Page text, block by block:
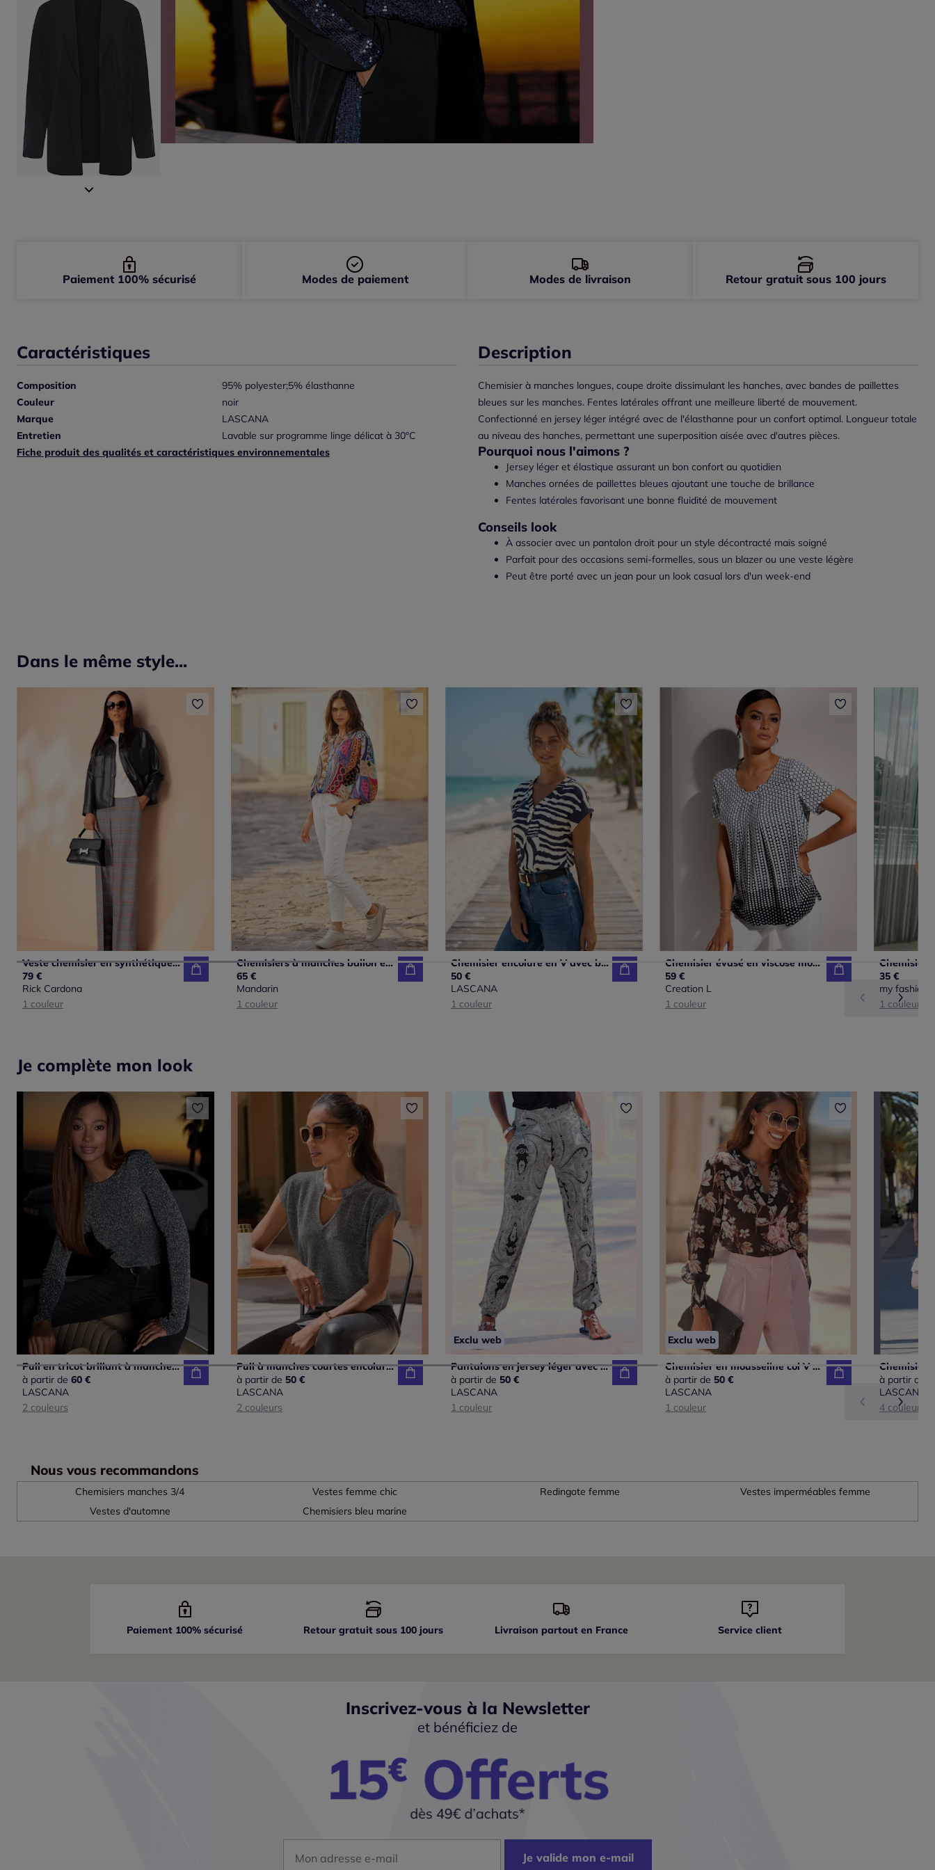
Caractéristiques
Composition
95% polyester;5% élasthanne
Couleur
noir
Marque
LASCANA
Entretien
Lavable sur programme linge délicat à 30°C
Fiche produit des qualités et caractéristiques environnementales
Description
Chemisier à manches longues, coupe droite dissimulant les hanches, avec bandes de paillettes
bleues sur les manches. Fentes latérales offrant une meilleure liberté de mouvement.
Confectionné en jersey léger intégré avec de l'élasthanne pour un confort optimal. Longueur totale
au niveau des hanches, permettant une superposition aisée avec d'autres pièces.
Pourquoi nous l'aimons ?
Jersey léger et élastique assurant un bon confort au quotidien
Manches ornées de paillettes bleues ajoutant une touche de brillance
Fentes latérales favorisant une bonne fluidité de mouvement
Conseils look
À associer avec un pantalon droit pour un style décontracté mais soigné
Parfait pour des occasions semi-formelles, sous un blazer ou une veste légère
Peut être porté avec un jean pour un look casual lors d'un week-end
Paiement 100% sécurisé Modes de paiement Modes de livraison Retour gratuit sous 100 jours
Dans le même style...
Veste chemisier en synthétique avec col chemise et poches
79 €
Rick Cardona
1 couleur
Chemisiers à manches ballon en viscose à motifs imprimés
65 €
Mandarin
1 couleur
Chemisier encolure en V avec boutons et manches courtes en viscose
50 €
LASCANA
1 couleur
Chemisier évasé en viscose motifs géométriques dégradés manches courtes
59 €
Creation L
1 couleur
35 €
my fashion
1 couleur
Je complète mon look
Pull en tricot brillant à manches longues et large encolure ronde
à partir de 60 €
LASCANA
2 couleurs
Pull à manches courtes encolure calice avec chaînes à maillons en fil brillant transparent et léger mélange de matières
à partir de 50 €
LASCANA
2 couleurs
Exclu web
Pantalons en jersey léger avec ceinture élastique imprimés
à partir de 50 €
LASCANA
1 couleur
Exclu web
Chemisier en mousseline col V à bordure avec manches longues et finition smockée
à partir de 50 €
LASCANA
1 couleur
à partir de
LASCANA
4 couleurs
Nous vous recommandons
Chemisiers manches 3/4
Vestes d'automne
Vestes femme chic
Chemisiers bleu marine
Redingote femme Vestes imperméables femme
Paiement 100% sécurisé Retour gratuit sous 100 jours Livraison partouten France Service client
Inscrivez-vous à la Newsletter
et bénéficiez de
Je valide mon e-mail